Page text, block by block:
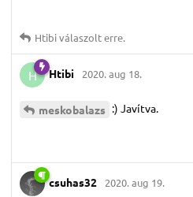
Htibiválaszolt erre.
H Htibi 2020. aug 18.
meskobalazs :) Javítva.
csuhas32 2020. aug 19.